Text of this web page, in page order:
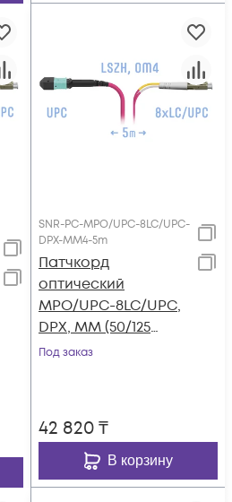
SNR-PC-MPO/UPC-8LC/UPC-
DPX-MM4-5m
Патчкорд
оптический
MPO/UPC-8LC/UPC,
DPX, MM (50/125
OM4), 5 метров
Под заказ
42 820₸
В корзину